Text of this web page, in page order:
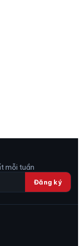
mỗi tuần
Đăng ký